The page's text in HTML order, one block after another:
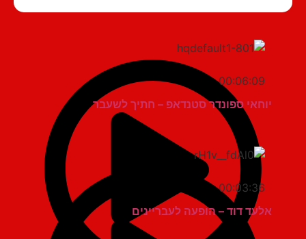
00:06:09
יוחאי ספונדר סטנדאפ – חתיך לשעבר
00:03:36
אלעד דוד – הופעה לעבריינים